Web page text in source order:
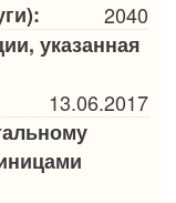
2040
указанная
13.06.2017